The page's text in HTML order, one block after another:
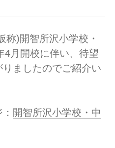
称)開智所沢小学校・
4月開校に伴い、待望
ましたのでご紹介い
開智所沢小学校・中